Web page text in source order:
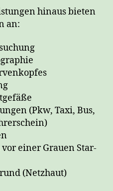
hinaus bieten
an:
(Pkw, Taxi, Bus,
einer Grauen Star-
(Netzhaut)